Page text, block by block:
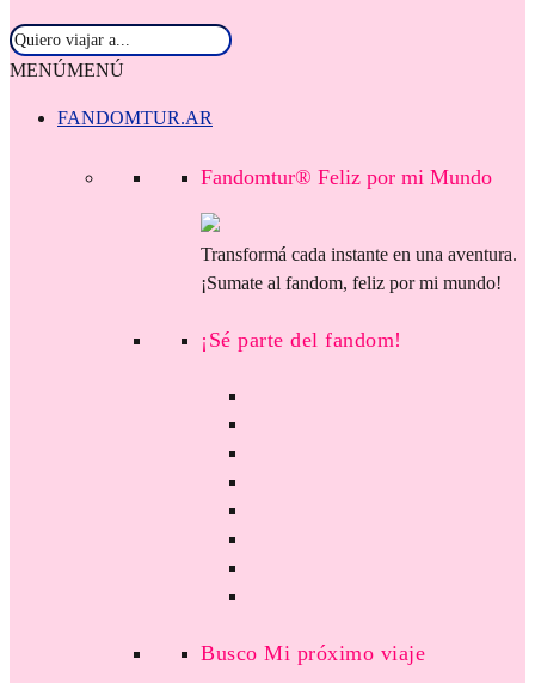
MENÚMENÚ
FANDOMTUR.AR
Fandomtur® Feliz por mi Mundo
Transformá cada instante en una aventura.
¡Sumate al fandom, feliz por mi mundo!
¡Sé parte del fandom!
Busco Mi próximo viaje